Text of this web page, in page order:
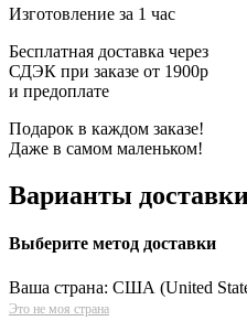
Изготовление за 1 час
Бесплатная доставка через
СДЭК при заказе от 1900р
и предоплате
Подарок в каждом заказе!
Даже в самом маленьком!
Варианты
Выберите метод доставки
Ваша страна: США (United
Это не моя страна